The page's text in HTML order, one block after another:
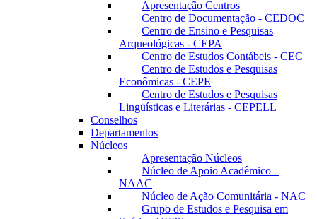
Apresentação Centros
Centro de Documentação - CEDOC
Centro de Ensino e Pesquisas
Arqueológicas - CEPA
Centro de Estudos Contábeis - CEC
Centro de Estudos e Pesquisas
Econômicas - CEPE
Centro de Estudos e Pesquisas
Lingüísticas e Literárias - CEPELL
Conselhos
Departamentos
Núcleos
Apresentação Núcleos
Núcleo de Apoio Acadêmico –
NAAC
Núcleo de Ação Comunitária - NAC
Grupo de Estudos e Pesquisa em